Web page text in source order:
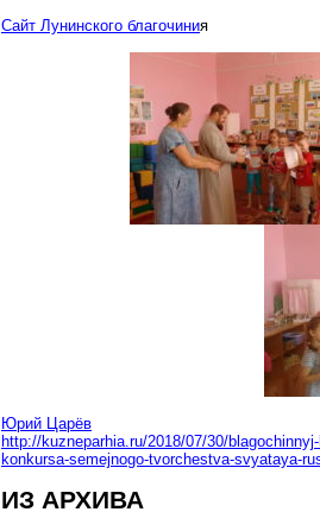
Сайт Лунинского благочиния
Юрий Царёв
http://kuzneparhia.ru/2018/07/30/
konkursa-semejnogo-tvorchestva-svyataya-
ИЗ АРХИВА